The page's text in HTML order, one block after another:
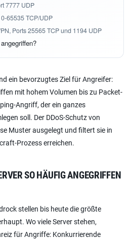
7777 UDP
65535 TCP/UDP
Ports 25565 TCP und 1194 UDP
ein bevorzugtes Ziel für Angreifer:
mit hohem Volumen bis zu Packet-
Angriff, der ein ganzes
soll. Der DDoS-Schutz von
Muster ausgelegt und filtert sie in
Prozess erreichen.
SO HÄUFIG ANGEGRIFFEN
stellen bis heute die größte
Wo viele Server stehen,
für Angriffe: Konkurrierende